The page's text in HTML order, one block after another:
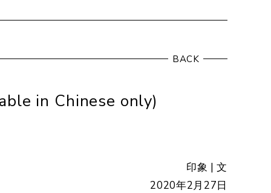
BACK
in Chinese only)
印象 | 文
2020年2月27日